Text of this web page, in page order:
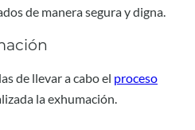
de manera segura y digna.
de llevar a cabo el proceso
la exhumación.